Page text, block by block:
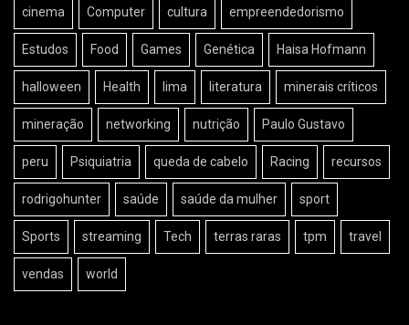
cinema Computer cultura empreendedorismo
Estudos Food Games Genética Haisa Hofmann
halloween Health lima literatura minerais críticos
mineração networking nutrição Paulo Gustavo
peru Psiquiatria queda de cabelo Racing recursos
rodrigohunter saúde saúde da mulher sport
Sports streaming Tech terras raras tpm travel
vendas world